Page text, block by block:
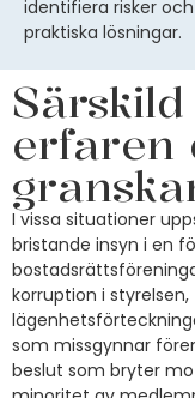
identifiera risker
praktiska lösningar.
erfaren
I vissa situationer
bristande insyn i en
korruption i
som missgynnar
beslut som bryter